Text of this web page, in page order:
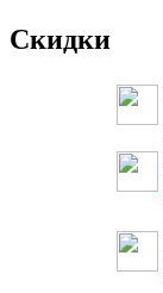
Скидки